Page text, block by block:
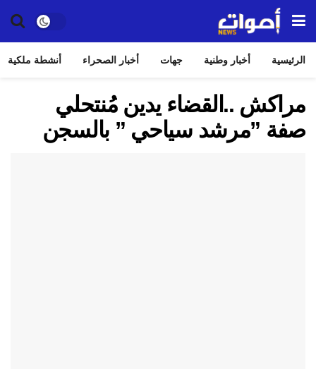
الرئيسية أخبار وطنية جهات أخبار الصحراء أنشطة ملكية
مراكش ..القضاء يدين مُنتحلي
صفة ”مرشد سياحي ” بالسجن